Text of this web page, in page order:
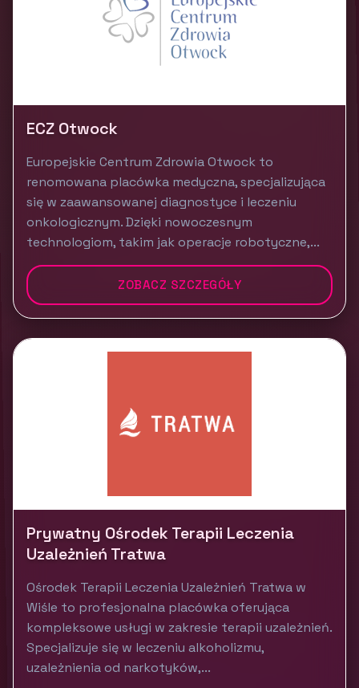
ECZ Otwock
Europejskie Centrum Zdrowia Otwock to
renomowana placówka medyczna, specjalizująca
się w zaawansowanej diagnostyce i leczeniu
onkologicznym. Dzięki nowoczesnym
technologiom, takim jak operacje robotyczne,...
ZOBACZ SZCZEGÓŁY
Prywatny Ośrodek Terapii Leczenia
Uzależnień Tratwa
Ośrodek Terapii Leczenia Uzależnień Tratwa w
Wiśle to profesjonalna placówka oferująca
kompleksowe usługi w zakresie terapii uzależnień.
Specjalizuje się w leczeniu alkoholizmu,
uzależnienia od narkotyków,...